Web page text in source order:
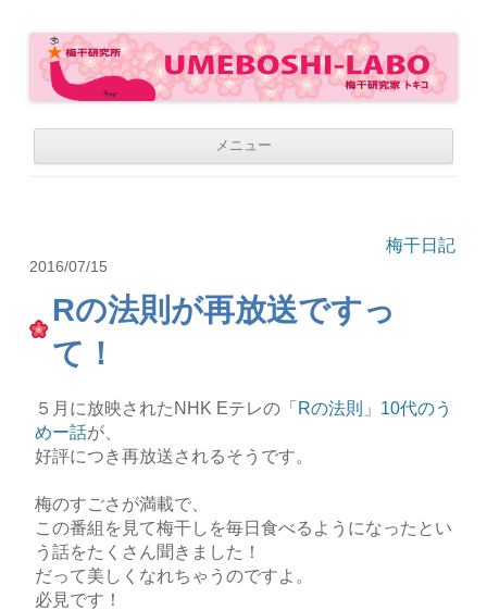
WE LOVE UMEBOSHI
メニュー
梅干日記
2016/07/15
Rの法則が再放送ですっ
て！
５月に放映されたNHK Eテレの 「Rの法則」10代のう
めー話が、
好評につき再放送されるそうです。
梅のすごさが満載で、
この番組を見て梅干しを毎日食べるようになったとい
う話をたくさん聞きました！
だって美しくなれちゃうのですよ。
必見です！